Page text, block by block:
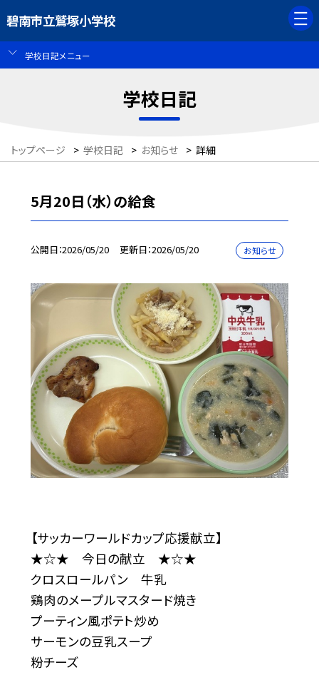
碧南市立鷲塚小学校
学校日記メニュー
学校日記
トップページ > 学校日記 > お知らせ > 詳細
5月20日（水）の給食
公開日 2026/05/20 更新日 2026/05/20 お知らせ
【サッカーワールドカップ応援献立】
★☆★ 今日の献立 ★☆★
クロスロールパン 牛乳
鶏肉のメープルマスタード焼き
プーティン風ポテト炒め
サーモンの豆乳スープ
粉チーズ